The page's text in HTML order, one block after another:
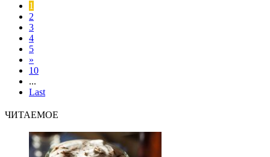
1
2
3
4
5
»
10
...
Last
ЧИТАЕМОЕ